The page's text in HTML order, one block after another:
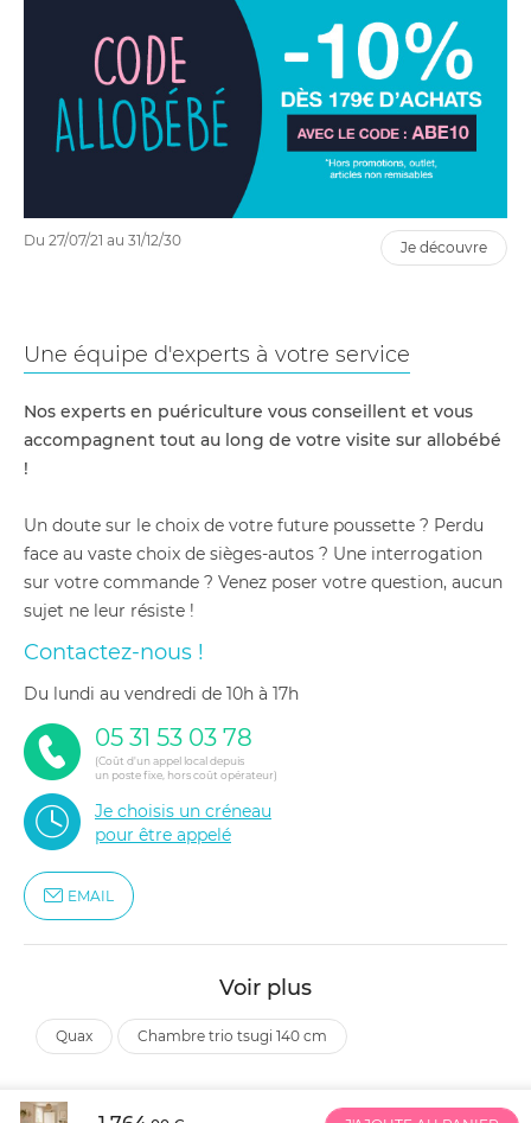
Du 27/07/21 au 31/12/30 je découvre
Une équipe d'experts à votre service
Nos experts en puériculture vous conseillent et vous
accompagnent tout au long de votre visite sur allobébé
!
Un doute sur le choix de votre future poussette ? Perdu
face au vaste choix de sièges-autos ? Une interrogation
sur votre commande ? Venez poser votre question, aucun
sujet ne leur résiste !
Contactez-nous !
du lundi au vendredi de 10h à 17h
05 31 53 03 78
(Coût d'un appel local depuis
un poste fixe, hors coût opérateur)
Je choisis un créneau
pour être appelé
EMAIL
Voir plus
quax chambre trio tsugi 140 cm